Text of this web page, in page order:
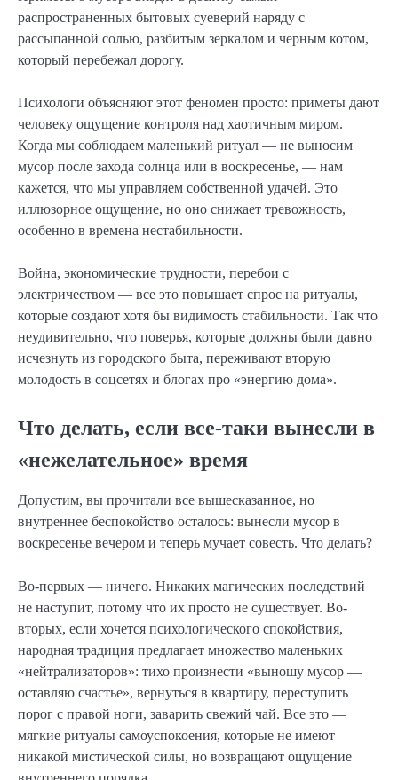
распространенных бытовых суеверий наряду с
рассыпанной солью, разбитым зеркалом и черным котом,
который перебежал дорогу.
Психологи объясняют этот феномен просто: приметы дают
человеку ощущение контроля над хаотичным миром.
Когда мы соблюдаем маленький ритуал — не выносим
мусор после захода солнца или в воскресенье, — нам
кажется, что мы управляем собственной удачей. Это
иллюзорное ощущение, но оно снижает тревожность,
особенно в времена нестабильности.
Война, экономические трудности, перебои с
электричеством — все это повышает спрос на ритуалы,
которые создают хотя бы видимость стабильности. Так что
неудивительно, что поверья, которые должны были давно
исчезнуть из городского быта, переживают вторую
молодость в соцсетях и блогах про «энергию дома».
Что делать, если все-таки вынесли в
«нежелательное» время
Допустим, вы прочитали все вышесказанное, но
внутреннее беспокойство осталось: вынесли мусор в
воскресенье вечером и теперь мучает совесть. Что делать?
Во-первых — ничего. Никаких магических последствий
не наступит, потому что их просто не существует. Во-
вторых, если хочется психологического спокойствия,
народная традиция предлагает множество маленьких
«нейтрализаторов»: тихо произнести «выношу мусор —
оставляю счастье», вернуться в квартиру, переступить
порог с правой ноги, заварить свежий чай. Все это —
мягкие ритуалы самоуспокоения, которые не имеют
никакой мистической силы, но возвращают ощущение